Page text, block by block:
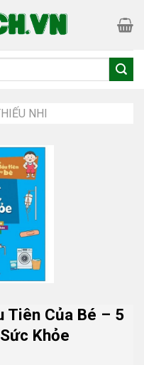
NHI
Tiên Của Bé – 5
Khỏe